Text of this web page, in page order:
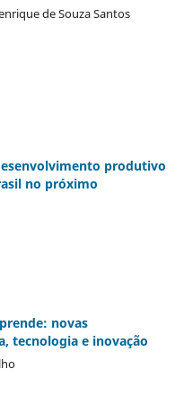
de Souza Santos
produtivo
no próximo
novas
tecnologia e inovação